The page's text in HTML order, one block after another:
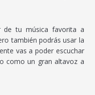
de tu música favorita a
también podrás usar la
vas a poder escuchar
como un gran altavoz a